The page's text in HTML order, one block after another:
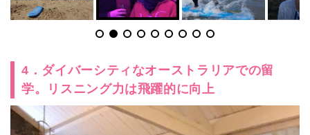
4．ダイバーシティなオーストラリアでの留
学。リスニング力は飛躍的に向上